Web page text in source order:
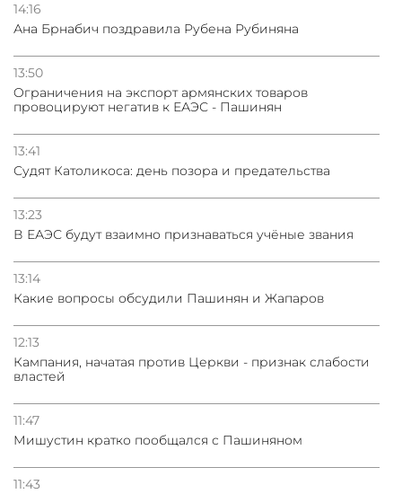
14:16
Ана Брнабич поздравила Рубена Рубиняна
13:50
Oграничения на экспорт армянских товаров
провоцируют негатив к ЕАЭС - Пашинян
13:41
Судят Католикоса: день позора и предательства
13:23
В ЕАЭС будут взаимно признаваться учёные звания
13:14
Какие вопросы обсудили Пашинян и Жапаров
12:13
Кампания, начатая против Церкви - признак слабости
властей
11:47
Мишустин кратко пообщался с Пашиняном
11:43